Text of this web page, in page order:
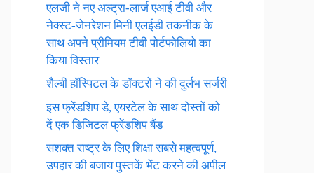
एलजी ने नए अल्ट्रा-लार्ज एआई टीवी और
नेक्स्ट-जेनरेशन मिनी एलईडी तकनीक के
साथ अपने प्रीमियम टीवी पोर्टफोलियो का
किया विस्तार
शैल्बी हॉस्पिटल के डॉक्टरों ने की दुर्लभ सर्जरी
इस फ्रेंडशिप डे, एयरटेल के साथ दोस्तों को
दें एक डिजिटल फ्रेंडशिप बैंड
सशक्त राष्ट्र के लिए शिक्षा सबसे महत्वपूर्ण,
उपहार की बजाय पुस्तकें भेंट करने की अपील